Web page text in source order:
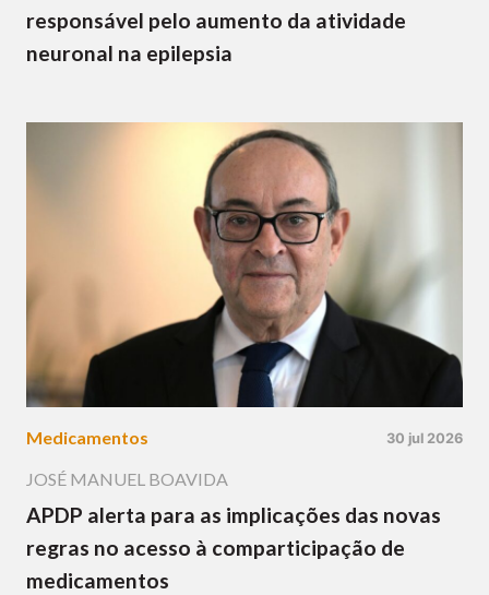
responsável pelo aumento da atividade
neuronal na epilepsia
Medicamentos 30 jul 2026
JOSÉ MANUEL BOAVIDA
APDP alerta para as implicações das novas
regras no acesso à comparticipação de
medicamentos